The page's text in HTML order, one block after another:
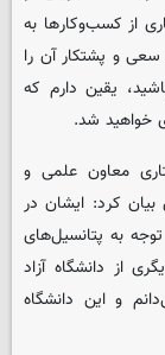
از کسب‌وکارها به
و پشتکار آن را
یقین دارم که
خواهید شد.
معاون علمی و
بیان کرد: ایشان در
به پتانسیل‌های
از دانشگاه آزاد
و این دانشگاه